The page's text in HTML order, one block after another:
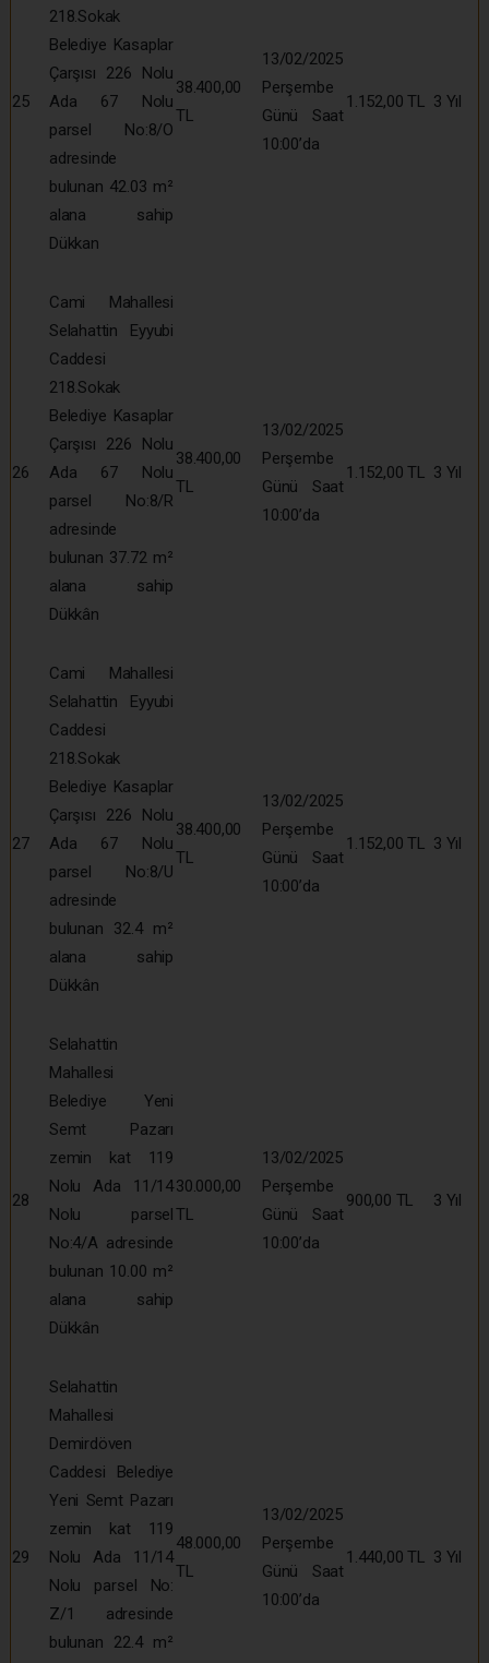
25
218.Sokak
Belediye Kasaplar
Çarşısı 226 Nolu
Ada 67 Nolu
parsel No:8/O
adresinde
bulunan 42.03 m²
alana sahip
Dükkan
38.400,00
TL
13/02/2025
Perşembe
Günü Saat
10:00’da
1.152,00 TL 3 Yıl
26
Cami Mahallesi
Selahattin Eyyubi
Caddesi
218.Sokak
Belediye Kasaplar
Çarşısı 226 Nolu
Ada 67 Nolu
parsel No:8/R
adresinde
bulunan 37.72 m²
alana sahip
Dükkân
38.400,00
TL
13/02/2025
Perşembe
Günü Saat
10:00’da
1.152,00 TL 3 Yıl
27
Cami Mahallesi
Selahattin Eyyubi
Caddesi
218.Sokak
Belediye Kasaplar
Çarşısı 226 Nolu
Ada 67 Nolu
parsel No:8/U
adresinde
bulunan 32.4 m²
alana sahip
Dükkân
38.400,00
TL
13/02/2025
Perşembe
Günü Saat
10:00’da
1.152,00 TL 3 Yıl
28
Selahattin
Mahallesi
Belediye Yeni
Semt Pazarı
zemin kat 119
Nolu Ada 11/14
Nolu parsel
No:4/A adresinde
bulunan 10.00 m²
alana sahip
Dükkân
30.000,00
TL
13/02/2025
Perşembe
Günü Saat
10:00’da
900,00 TL 3 Yıl
29
Selahattin
Mahallesi
Demirdöven
Caddesi Belediye
Yeni Semt Pazarı
zemin kat 119
Nolu Ada 11/14
Nolu parsel No:
Z/1 adresinde
bulunan 22.4 m²
48.000,00
TL
13/02/2025
Perşembe
Günü Saat
10:00’da
1.440,00 TL 3 Yıl